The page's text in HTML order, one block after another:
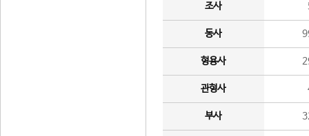
조사
동사
형용사
관형사
부사